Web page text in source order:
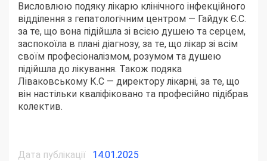
Висловлюю подяку лікарю клінічного інфекційного
відділення з гепатологічним центром — Гайдук Є.С.
за те, що вона підійшла зі всією душею та серцем,
заспокоїла в плані діагнозу, за те, що лікар зі всім
своїм професіоналізмом, розумом та душею
підійшла до лікування. Також подяка
Ліваковському К.С — директору лікарні, за те, що
він настільки кваліфіковано та професійно підібрав
колектив.
Дата публікації 14.01.2025